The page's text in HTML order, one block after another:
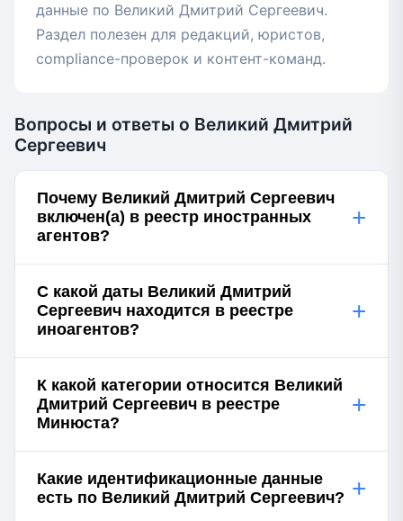
данные по Великий Дмитрий Сергеевич.
Раздел полезен для редакций, юристов,
compliance-проверок и контент-команд.
Вопросы и ответы о Великий Дмитрий
Сергеевич
Почему Великий Дмитрий Сергеевич
включен(а) в реестр иностранных
агентов?
+
С какой даты Великий Дмитрий
Сергеевич находится в реестре
иноагентов?
+
К какой категории относится Великий
Дмитрий Сергеевич в реестре
Минюста?
+
Какие идентификационные данные
есть по Великий Дмитрий Сергеевич? +